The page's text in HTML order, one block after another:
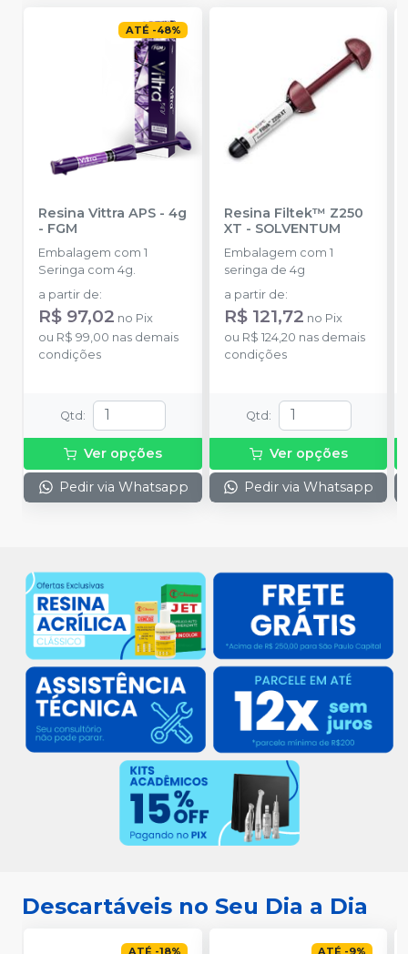
ATÉ -48%
Resina Vittra APS - 4g
- FGM
Embalagem com 1
Seringa com 4g.
a partir de:
R$ 97,02 no Pix
ou R$ 99,00 nas demais
condições
Qtd :
Ver opções
Pedir via Whatsapp
Resina Filtek™ Z250
XT - SOLVENTUM
Embalagem com 1
seringa de 4g
a partir de:
R$ 121,72 no Pix
ou R$ 124,20 nas demais
condições
Qtd :
Ver opções
Pedir via Whatsapp
Descartáveis no Seu Dia a Dia
ATÉ -18% ATÉ -9%